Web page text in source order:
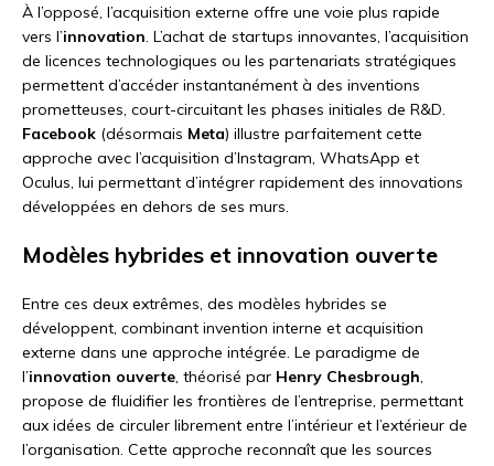
À l’opposé, l’acquisition externe offre une voie plus rapide
vers l’innovation. L’achat de startups innovantes, l’acquisition
de licences technologiques ou les partenariats stratégiques
permettent d’accéder instantanément à des inventions
prometteuses, court-circuitant les phases initiales de R&D.
Facebook (désormais Meta) illustre parfaitement cette
approche avec l’acquisition d’Instagram, WhatsApp et
Oculus, lui permettant d’intégrer rapidement des innovations
développées en dehors de ses murs.
Modèles hybrides et innovation ouverte
Entre ces deux extrêmes, des modèles hybrides se
développent, combinant invention interne et acquisition
externe dans une approche intégrée. Le paradigme de
l’innovation ouverte, théorisé par Henry Chesbrough,
propose de fluidifier les frontières de l’entreprise, permettant
aux idées de circuler librement entre l’intérieur et l’extérieur de
l’organisation. Cette approche reconnaît que les sources